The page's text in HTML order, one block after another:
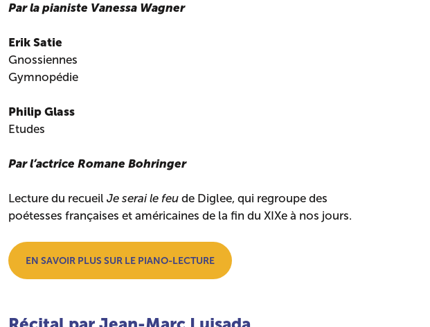
Par la pianiste Vanessa Wagner
Erik Satie
Gnossiennes
Gymnopédie
Philip Glass
Etudes
Par l’actrice Romane Bohringer
Lecture du recueil Je serai le feude Diglee, qui regroupe des
poétesses françaises et américaines de la fin du XIXe à nos jours.
EN SAVOIR PLUS SUR LE PIANO-LECTURE